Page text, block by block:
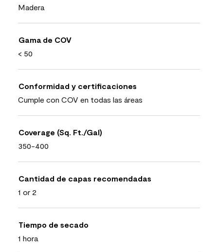
Madera
Gama de COV
< 50
Conformidad y certificaciones
Cumple con COV en todas las áreas
Coverage (Sq. Ft./Gal)
350-400
Cantidad de capas recomendadas
1 or 2
Tiempo de secado
1 hora